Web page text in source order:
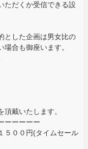
ただくか受信できる設
とした企画は男女比の
合も御座います。
戴いたします。
ーーーーー
５００円(タイムセール